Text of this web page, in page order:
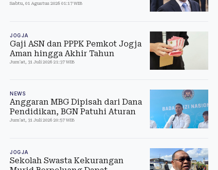
Sabtu, 01 Agustus 2026 01:17 WIB
JOGJA
Gaji ASN dan PPPK Pemkot Jogja
Aman hingga Akhir Tahun
Jum'at, 31 Juli 2026 21:37 WIB
NEWS
Anggaran MBG Dipisah dari Dana
Pendidikan, BGN Patuhi Aturan
Jum'at, 31 Juli 2026 20:57 WIB
JOGJA
Sekolah Swasta Kekurangan